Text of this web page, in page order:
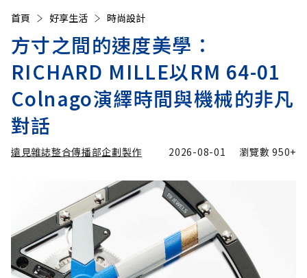
首頁 好享生活 時尚設計
方寸之間的速度美學：
RICHARD MILLE以RM 64-01
Colnago演繹時間與機械的非凡
對話
遠見雜誌整合傳播部企劃製作 2026-08-01 瀏覽數950+